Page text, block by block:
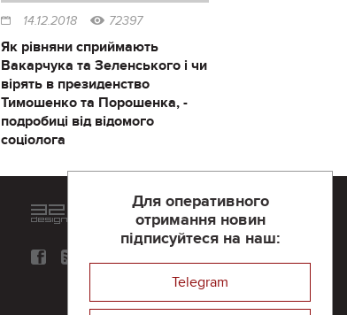
14.12.2018 72397
Як рівняни сприймають
Вакарчука та Зеленського і чи
вірять в президенство
Тимошенко та Порошенка, -
подробиці від відомого
соціолога
Для оперативного
отримання новин
підписуйтеся на наш:
Telegram
Розроблений та підтримується
компанії 32х32